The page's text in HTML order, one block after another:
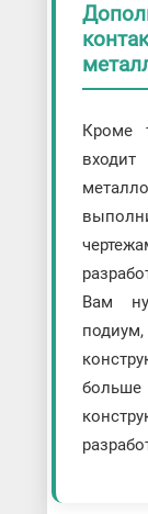
Кроме
Вам